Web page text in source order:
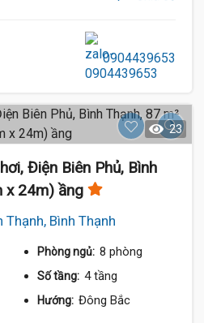
0904439653
23
Điện Biên Phủ, Bình
x 24m) ầng
Thạnh, Bình Thạnh
Phòng ngủ: 8 phòng
Số tầng: 4 tầng
Hướng: Đông Bắc